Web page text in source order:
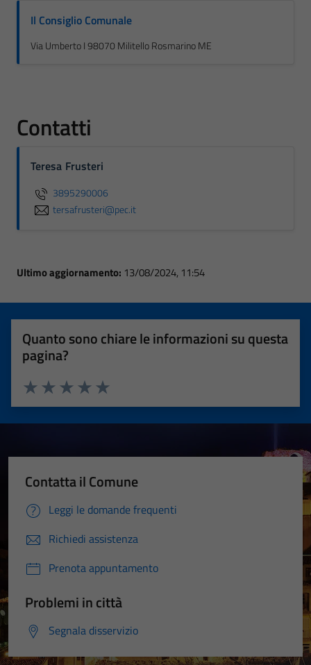
Il Consiglio Comunale
Via Umberto I 98070 Militello Rosmarino ME
Contatti
Teresa Frusteri
3895290006
tersafrusteri@pec.it
Ultimo aggiornamento: 13/08/2024, 11:54
Quanto sono chiare le informazioni su questa
pagina?
Valuta 5 stelle su 5
Valuta 4 stelle su 5
Valuta 3 stelle su 5
Valuta 2 stelle su 5
Valuta 1 stelle su 5
Contatta il Comune
Leggi le domande frequenti
Richiedi assistenza
Prenota appuntamento
Problemi in città
Segnala disservizio